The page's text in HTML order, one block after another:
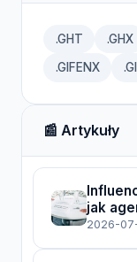
.GHT .GHX
.GIFENX
📰 Artykuły
jak
2026-